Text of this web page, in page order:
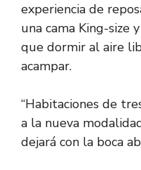
experiencia de
una cama King-size
que dormir al aire
acampar.
“Habitaciones de
a la nueva
dejará con la boca